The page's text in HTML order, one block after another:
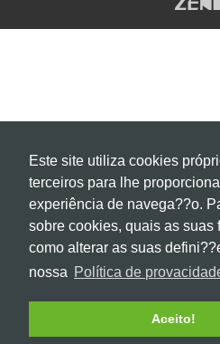
Este site utiliza cookies
terceiros para lhe
experiência de navega??o.
sobre cookies, quais as suas
como alterar as suas
nossa Política de
Aceito!